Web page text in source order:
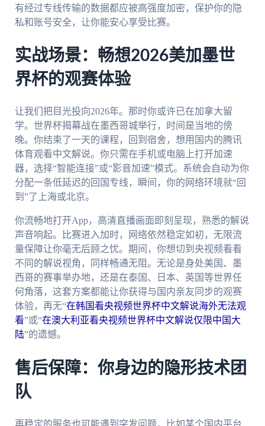
有经过专线传输的数据都应被高强度加密，保护你的隐
私和账号安全，让你能安心享受比赛。
实战场景：畅想2026美加墨世
界杯的观赛体验
让我们把目光投向2026年。那时你或许已在加拿大留
学。世界杯揭幕战在墨西哥城举行，时间是当地的傍
晚。你结束了一天的课程，回到宿舍，想用国内的腾讯
体育观看中文解说。你只需在手机或电脑上打开加速
器，选择“智能连接”或“影音加速”模式。系统会自动为你
分配一条低延迟的回国专线，瞬间，你的网络环境就“回
到”了上海或北京。
你流畅地打开App，高清直播画面即刻呈现，熟悉的解说
声音响起。比赛进入加时，网络依然稳定如初，无限流
量保障让你毫无后顾之忧。期间，你想切到央视频看看
不同的解说视角，同样畅通无阻。无论是身处美国、墨
西哥的赛事举办地，还是在泰国、日本、英国等世界任
何角落，这套方案都能让你获得与国内亲友同步的观赛
体验，再无“在韩国看央视频世界杯中文解说海外无法观
看”或“在澳大利亚看央视频世界杯中文解说仅限中国大
陆”的遗憾。
售后保障：你身边的隐形技术团
队
再稳定的服务也可能遇到突发问题，比如某个国内平台